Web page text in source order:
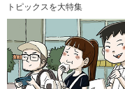
トピックスを大特集